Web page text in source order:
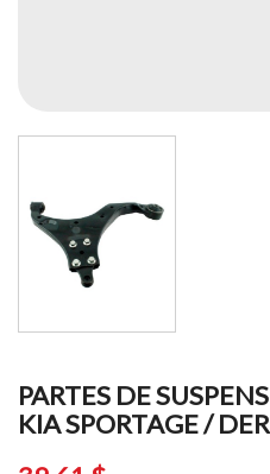
PARTES DE
KIA SPORTAGE /